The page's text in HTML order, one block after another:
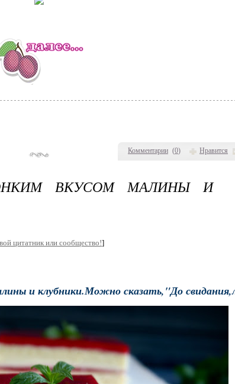
Комментарии (0) Нравится
ВКУСОМ МАЛИНЫ И
цитатник или сообщество!]
и клубники.Можно сказать,"До